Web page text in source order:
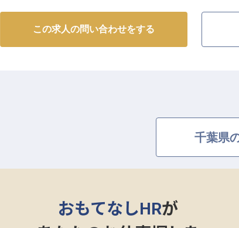
＝＝＝★注目ポイントはコチラ↓★＝＝＝
都心から車で1時間程度という距離にありながら、豊か
中に佇んでいます。サーフィンやキャンプなど様々な
この求人の問い合わせをする
千葉県
おもてなしHRが